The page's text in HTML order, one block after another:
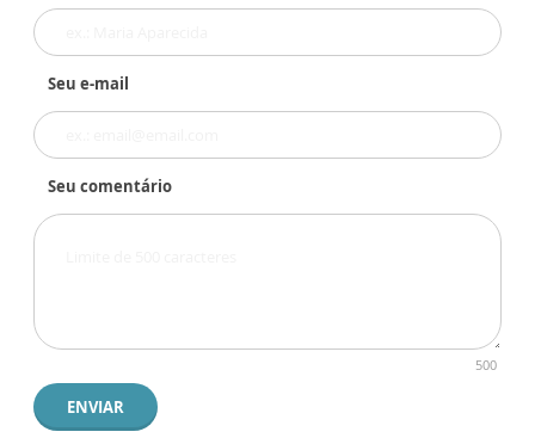
Seu e-mail
Seu comentário
500
ENVIAR